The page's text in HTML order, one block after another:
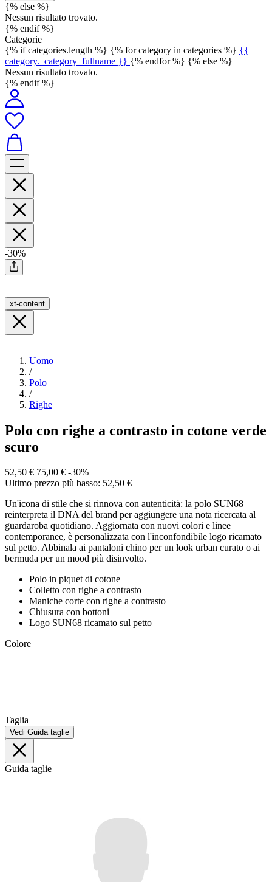
{% else %}
Nessun risultato trovato.
{% endif %}
Categorie
{% if categories.length %} {% for category in categories %} {{
category._category_fullname }} {% endfor %} {% else %}
Nessun risultato trovato.
{% endif %}
-30%
xt-content
Uomo
/
Polo
/
Righe
Polo con righe a contrasto in cotone verde
scuro
52,50 € 75,00 € -30%
Ultimo prezzo più basso: 52,50 €
Un'icona di stile che si rinnova con autenticità: la polo SUN68
reinterpreta il DNA del brand per aggiungere una nota ricercata al
guardaroba quotidiano. Aggiornata con nuovi colori e linee
contemporanee, è personalizzata con l'inconfondibile logo ricamato
sul petto. Abbinala ai pantaloni chino per un look urban curato o ai
bermuda per un mood più disinvolto.
Polo in piquet di cotone
Colletto con righe a contrasto
Maniche corte con righe a contrasto
Chiusura con bottoni
Logo SUN68 ricamato sul petto
Colore
Taglia
Vedi Guida taglie
Guida taglie